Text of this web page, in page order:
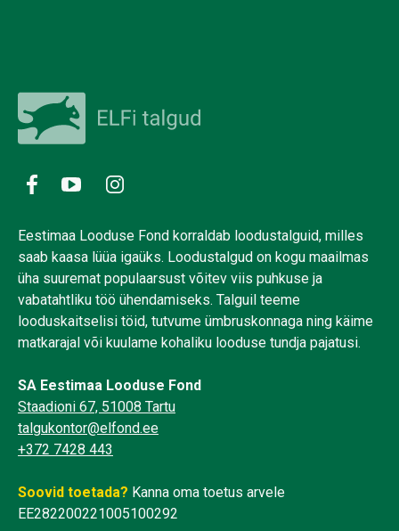
Eestimaa Looduse Fond korraldab loodustalguid, milles
saab kaasa lüüa igaüks. Loodustalgud on kogu maailmas
üha suuremat populaarsust võitev viis puhkuse ja
vabatahtliku töö ühendamiseks. Talguil teeme
looduskaitselisi töid, tutvume ümbruskonnaga ning käime
matkarajal või kuulame kohaliku looduse tundja pajatusi.
SA Eestimaa Looduse Fond
Staadioni 67, 51008 Tartu
talgukontor@elfond.ee
+372 7428 443
Soovid toetada? Kanna oma toetus arvele
EE282200221005100292